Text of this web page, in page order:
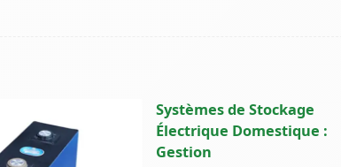
Systèmes de Stockage
Électrique Domestique :
Gestion